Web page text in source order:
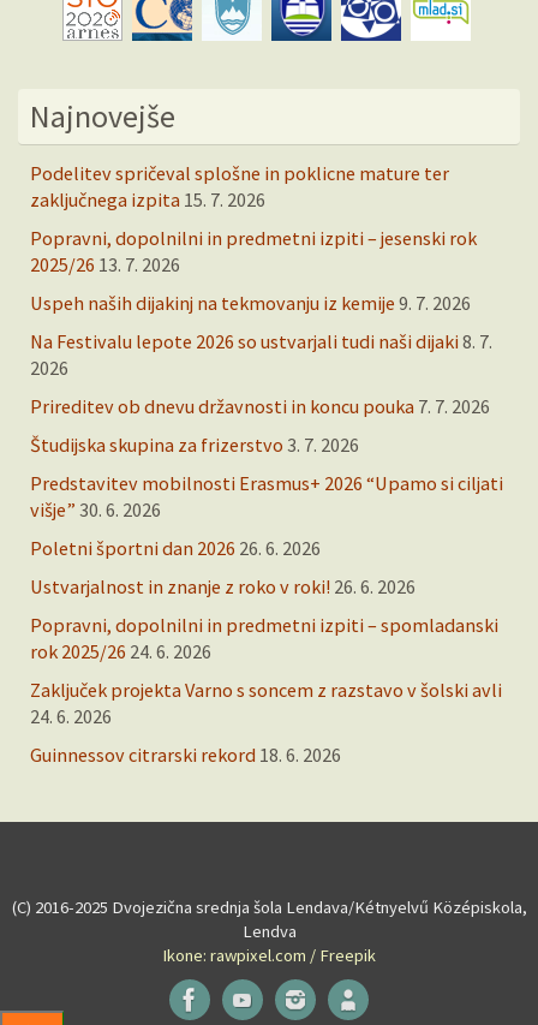
Najnovejše
Podelitev spričeval splošne in poklicne mature ter
zaključnega izpita 15. 7. 2026
Popravni, dopolnilni in predmetni izpiti – jesenski rok
2025/26 13. 7. 2026
Uspeh naših dijakinj na tekmovanju iz kemije 9. 7. 2026
Na Festivalu lepote 2026 so ustvarjali tudi naši dijaki 8. 7.
2026
Prireditev ob dnevu državnosti in koncu pouka 7. 7. 2026
Študijska skupina za frizerstvo 3. 7. 2026
Predstavitev mobilnosti Erasmus+ 2026 “Upamo si ciljati
višje” 30. 6. 2026
Poletni športni dan 2026 26. 6. 2026
Ustvarjalnost in znanje z roko v roki! 26. 6. 2026
Popravni, dopolnilni in predmetni izpiti – spomladanski
rok 2025/26 24. 6. 2026
Zaključek projekta Varno s soncem z razstavo v šolski avli
24. 6. 2026
Guinnessov citrarski rekord 18. 6. 2026
(C) 2016-2025 Dvojezična srednja šola Lendava/Kétnyelvű Középiskola,
Lendva
Ikone: rawpixel.com / Freepik